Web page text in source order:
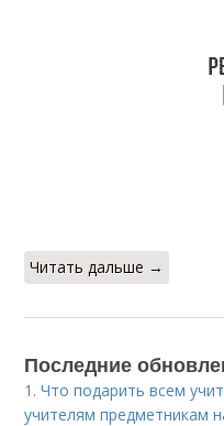
Читать дальше →
Последние
1.Что подарить всем
учителям предметникам